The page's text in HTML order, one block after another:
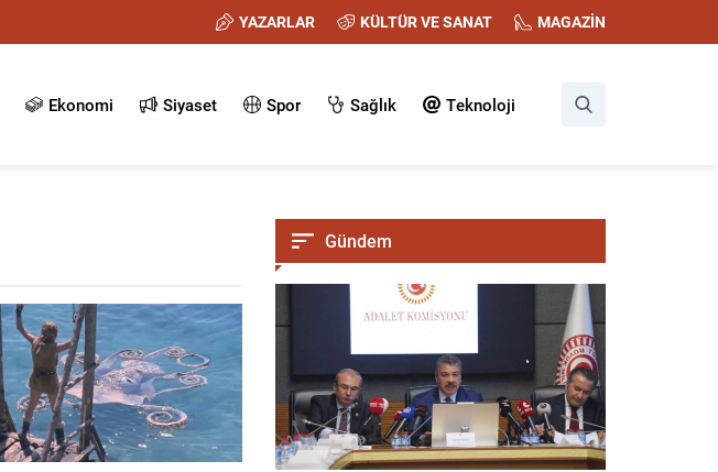
YAZARLAR KÜLTÜR VE SANAT MAGAZİN
Ekonomi Siyaset Spor Sağlık Teknoloji
Gündem